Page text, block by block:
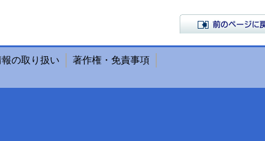
の取り扱い
著作権・免責事項